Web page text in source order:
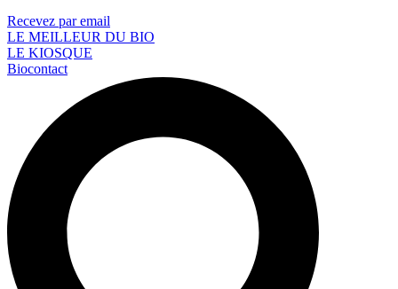
Recevez par email
LE MEILLEUR DU BIO
LE KIOSQUE
Biocontact